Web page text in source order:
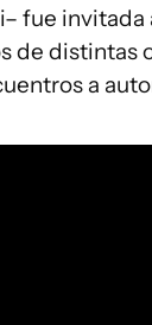
fue
de distintas
a